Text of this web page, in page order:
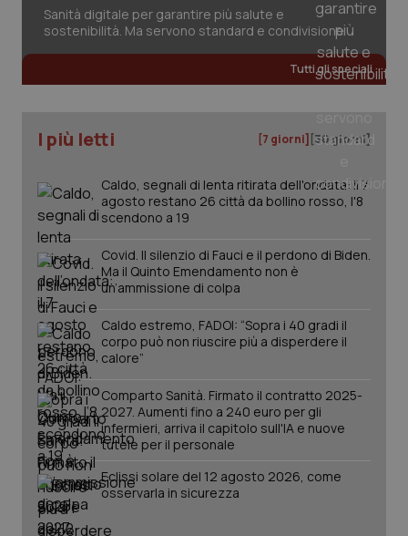
Umbria
Oftalmologia
Psoriasi & pelle
Quotidiano Cardiologia
Quotidiano Chirurgia
Quotidiano Oncologia
Quotidiano Pediatria
Rene & patologie urogenitali
Salute orale & impianti
Sanità digitale per garantire più salute e
sostenibilità. Ma servono standard e condivisione
Tutti gli speciali
I più letti [7 giorni] [30 giorni]
Caldo, segnali di lenta ritirata dell'ondata: il 7
agosto restano 26 città da bollino rosso, l'8
scendono a 19
Covid. Il silenzio di Fauci e il perdono di Biden.
Ma il Quinto Emendamento non è
un’ammissione di colpa
Caldo estremo, FADOI: “Sopra i 40 gradi il
corpo può non riuscire più a disperdere il
calore”
Comparto Sanità. Firmato il contratto 2025-
2027. Aumenti fino a 240 euro per gli
infermieri, arriva il capitolo sull'IA e nuove
tutele per il personale
Eclissi solare del 12 agosto 2026, come
osservarla in sicurezza
protette del sito. Il sito web non è in grado di
Nome
Fornitore/Dominio
VISITOR_PRIVACY_METADATA
YouTube
CookieScriptConsent